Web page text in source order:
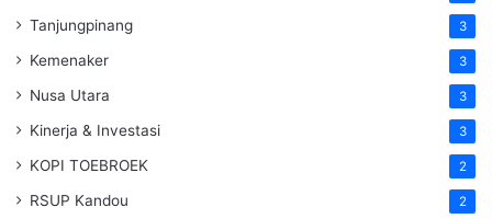
Tanjungpinang 3
Kemenaker 3
Nusa Utara 3
Kinerja & Investasi 3
KOPI TOEBROEK 2
RSUP Kandou 2